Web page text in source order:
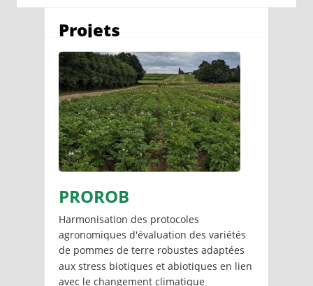
Projets
PROROB
Harmonisation des protocoles
agronomiques d'évaluation des variétés
de pommes de terre robustes adaptées
aux stress biotiques et abiotiques en lien
avec le changement climatique